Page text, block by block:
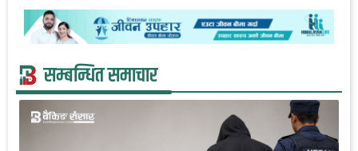
सम्बन्धित समाचार